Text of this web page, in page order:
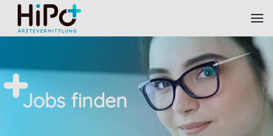
Skip to main content
Jobs finden